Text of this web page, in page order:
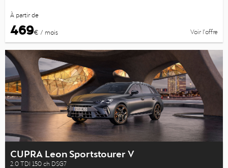
À partir de
469€ / mois Voir l’offre
CUPRA Leon Sportstourer V
2.0 TDI 150 ch DSG7